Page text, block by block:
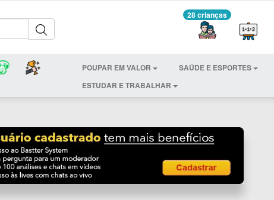
28 crianças
POUPAR EM VALOR SAÚDE E ESPORTES
ESTUDAR E TRABALHAR